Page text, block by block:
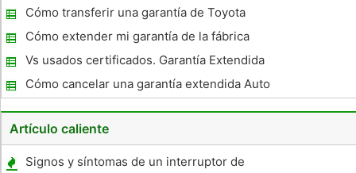
un Auto Usado
Cómo transferir una garantía de Toyota
Certified Vehicle
Cómo extender mi garantía de la fábrica
Mazda
Vs usados ​​certificados. Garantía Extendida
Cómo cancelar una garantía extendida Auto
Artículo caliente
Signos y síntomas de un interruptor de